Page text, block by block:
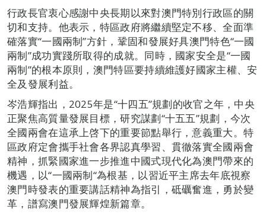
行政長官衷心感謝中央長期以來對澳門特別行政區的關
切和支持。他表示，特區政府將繼續堅定不移、全面準
確落實“一國兩制”方針，鞏固和發展好具澳門特色“一國
兩制”成功實踐所取得的成就。同時，國家安全是“一國
兩制”的根本原則，澳門特區要持續維護好國家主權、安
全及發展利益。
岑浩輝指出，2025年是“十四五”規劃的收官之年，中央
正聚焦高質量發展目標，研究謀劃“十五五”規劃，今次
全國兩會在這承上啓下的重要節點舉行，意義重大。特
區政府定會攜手社會各界認真學習、貫徹落實全國兩會
精神，抓緊國家進一步推進中國式現代化為澳門帶來的
機遇，以“一國兩制“為根基，以習近平主席去年底視察
澳門時發表的重要講話精神為指引，砥礪奮進，勇於變
革，譜寫澳門發展輝煌新篇章。